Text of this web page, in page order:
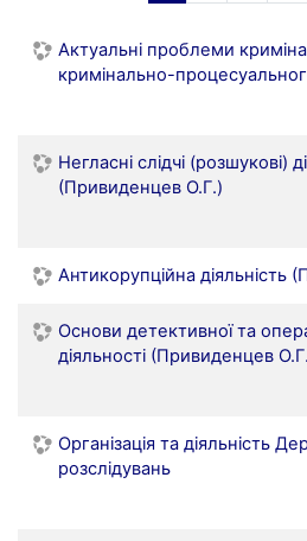
Актуальні проблеми
кримінально-
Негласні слідчі (розшукові)
(Привиденцев О.Г.)
Антикорупційна діяльність
Основи детективної та
діяльності (Привиденцев
Організація та діяльність
розслідувань